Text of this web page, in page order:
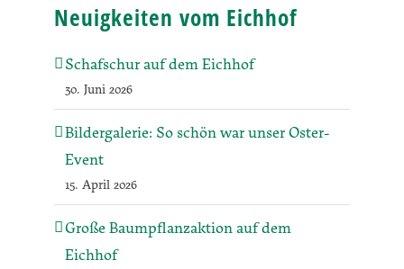
Neuigkeiten vom Eichhof
Schafschur auf dem Eichhof
30. Juni 2026
Bildergalerie: So schön war unser Oster-
Event
15. April 2026
Große Baumpflanzaktion auf dem
Eichhof